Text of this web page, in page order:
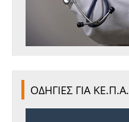
ΟΔΗΓΙΕΣ ΓΙΑ ΚΕ.Π.Α.